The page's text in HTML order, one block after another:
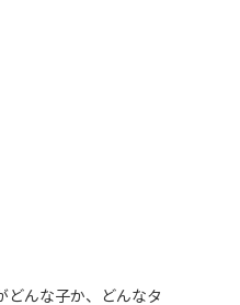
んな子か、どんなタ